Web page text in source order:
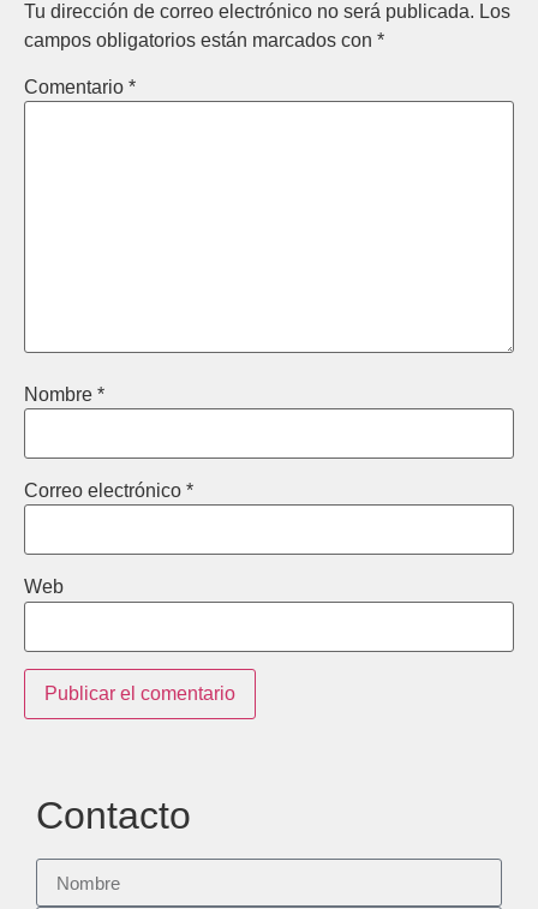
Tu dirección de correo electrónico no será publicada. Los
campos obligatorios están marcados con *
Comentario *
Nombre *
Correo electrónico *
Web
Contacto